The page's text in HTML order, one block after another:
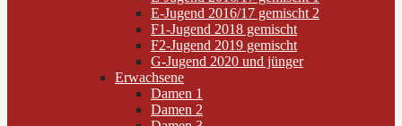
E-Jugend 2016/17 gemischt 2
F1-Jugend 2018 gemischt
F2-Jugend 2019 gemischt
G-Jugend 2020 und jünger
Erwachsene
Damen 1
Damen 2